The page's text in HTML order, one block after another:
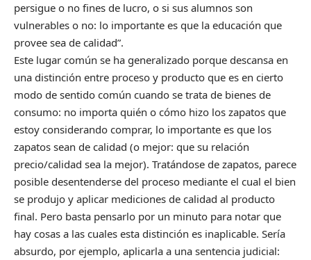
persigue o no fines de lucro, o si sus alumnos son
vulnerables o no: lo importante es que la educación que
provee sea de calidad”.
Este lugar común se ha generalizado porque descansa en
una distinción entre proceso y producto que es en cierto
modo de sentido común cuando se trata de bienes de
consumo: no importa quién o cómo hizo los zapatos que
estoy considerando comprar, lo importante es que los
zapatos sean de calidad (o mejor: que su relación
precio/calidad sea la mejor). Tratándose de zapatos, parece
posible desentenderse del proceso mediante el cual el bien
se produjo y aplicar mediciones de calidad al producto
final. Pero basta pensarlo por un minuto para notar que
hay cosas a las cuales esta distinción es inaplicable. Sería
absurdo, por ejemplo, aplicarla a una sentencia judicial: